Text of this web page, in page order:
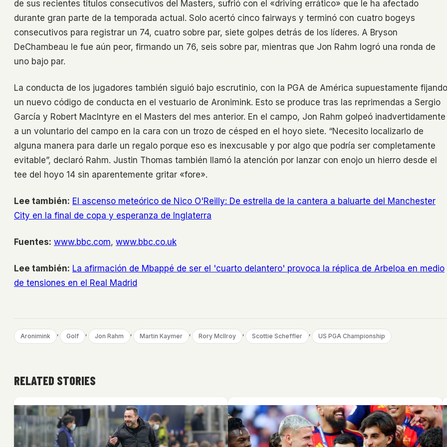
de sus recientes títulos consecutivos del Masters, sufrió con el «driving errático» que le ha afectado
durante gran parte de la temporada actual. Solo acertó cinco fairways y terminó con cuatro bogeys
consecutivos para registrar un 74, cuatro sobre par, siete golpes detrás de los líderes. A Bryson
DeChambeau le fue aún peor, firmando un 76, seis sobre par, mientras que Jon Rahm logró una ronda de
uno bajo par.
La conducta de los jugadores también siguió bajo escrutinio, con la PGA de América supuestamente fijando
un nuevo código de conducta en el vestuario de Aronimink. Esto se produce tras las reprimendas a Sergio
García y Robert MacIntyre en el Masters del mes anterior. En el campo, Jon Rahm golpeó inadvertidamente
a un voluntario del campo en la cara con un trozo de césped en el hoyo siete. “Necesito localizarlo de
alguna manera para darle un regalo porque eso es inexcusable y por algo que podría ser completamente
evitable”, declaró Rahm. Justin Thomas también llamó la atención por lanzar con enojo un hierro desde el
tee del hoyo 14 sin aparentemente gritar «fore».
Lee también: El ascenso meteórico de Nico O'Reilly: De estrella de la cantera a baluarte del Manchester
City en la final de copa y esperanza de Inglaterra
Fuentes: www.bbc.com, www.bbc.co.uk
Lee también: La afirmación de Mbappé de ser el 'cuarto delantero' provoca la réplica de Arbeloa en medio
de tensiones en el Real Madrid
Aronimink , Golf , Jon Rahm , Martin Kaymer , Rory McIlroy , Scottie Scheffler , US PGA Championship
RELATED STORIES